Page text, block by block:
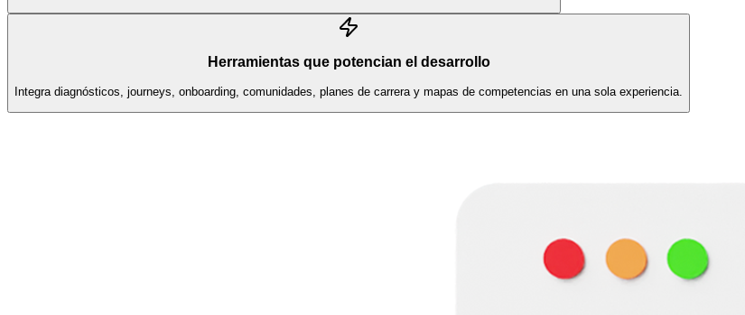
Herramientas que potencian el desarrollo
Integra diagnósticos, journeys, onboarding, comunidades, planes de carrera y mapas de competencias en una sola experiencia.